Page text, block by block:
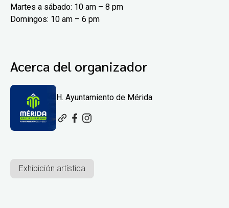
Martes a sábado: 10 am – 8 pm
Domingos: 10 am – 6 pm
Acerca del organizador
H. Ayuntamiento de Mérida
Exhibición artística